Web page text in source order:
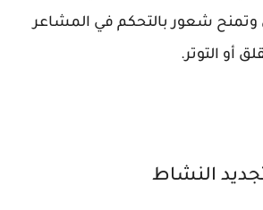
شعور بالتحكم في المشاعر
أو التوتر.
النشاط